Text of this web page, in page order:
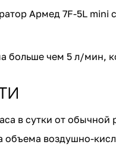
Армед 7F-5L mini
больше чем 5 л/мин,
в сутки от обычной
объема воздушно-